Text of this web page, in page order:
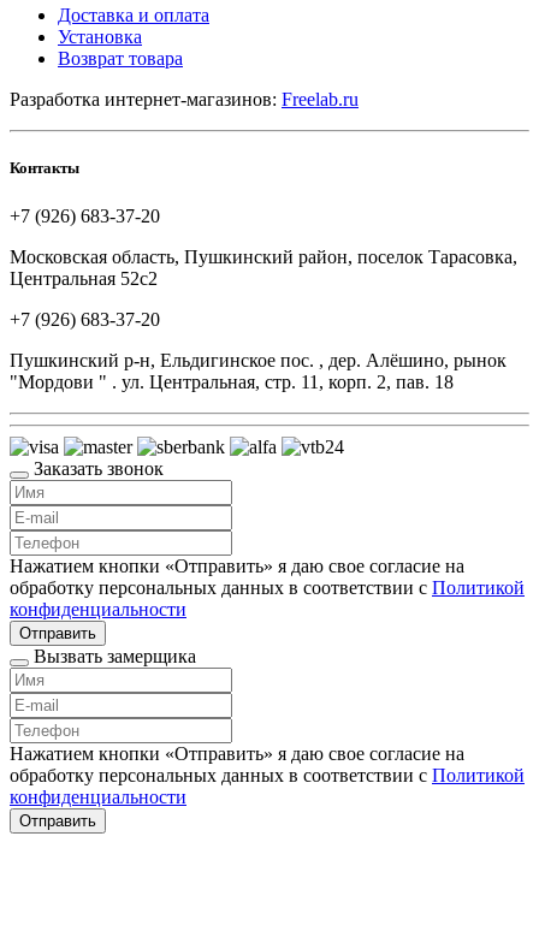
Доставка и оплата
Установка
Возврат товара
Разработка интернет-магазинов: Freelab.ru
Контакты
+7 (926) 683-37-20
Московская область, Пушкинский район, поселок Тарасовка,
Центральная 52с2
+7 (926) 683-37-20
Пушкинский р-н, Ельдигинское пос. , дер. Алёшино, рынок
"Мордови " . ул. Центральная, стр. 11, корп. 2, пав. 18
Заказать звонок
Нажатием кнопки «Отправить» я даю свое согласие на
обработку персональных данных в соответствии с Политикой
конфиденциальности
Отправить
Вызвать замерщика
Нажатием кнопки «Отправить» я даю свое согласие на
обработку персональных данных в соответствии с Политикой
конфиденциальности
Отправить